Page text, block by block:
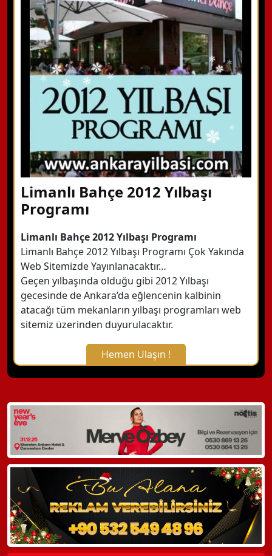
Hemen Arayın
Detaylı Bilgi Alın
Limanlı Bahçe 2012 Yılbaşı
Programı
Limanlı Bahçe 2012 Yılbaşı Programı
Limanlı Bahçe 2012 Yılbaşı Programı Çok Yakında
Web Sitemizde Yayınlanacaktır…
Geçen yılbaşında olduğu gibi 2012 Yılbaşı
gecesinde de Ankara’da eğlencenin kalbinin
atacağı tüm mekanların yılbaşı programları web
sitemiz üzerinden duyurulacaktır.
Hemen Ulaşın !
X Kapat
WhatsApp ile Bilgi Alın
Hemen Arayın
Detaylı Bilgi Alın